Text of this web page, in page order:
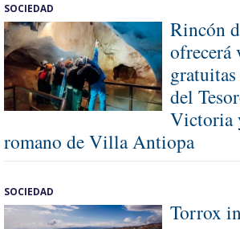
SOCIEDAD
Rincón
ofrecerá
gratuitas
del
Victoria
romano de Villa Antiopa
SOCIEDAD
Torrox